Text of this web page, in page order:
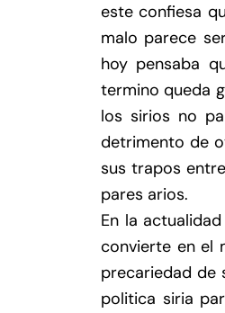
este confiesa
malo parece
hoy pensaba
termino queda
los sirios no
detrimento de
sus trapos
pares arios.
En la
convierte en el
precariedad de
politica siria